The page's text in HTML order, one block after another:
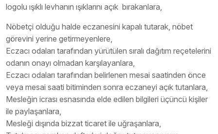
logolu ışıklı levhanın ışıklarını açık bırakanlara,
Nöbetçi olduğu halde eczanesini kapalı tutarak, nöbet
görevini yerine getirmeyenlere,
Eczacı odaları tarafından yürütülen sıralı dağıtım reçetelerini
odanın onayı olmadan karşılayanlara,
Eczacı odaları tarafından belirlenen mesai saatinden önce
veya mesai saati bitiminden sonra eczaneyi açık tutanlara,
Mesleğin icrası esnasında elde edilen bilgileri üçüncü kişiler
ile paylaşanlara,
Mesleği dışında bizzat ticaret ile uğraşanlara,